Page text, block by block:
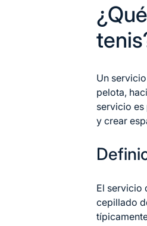
Un
pelota,
servicio es
y crear
El servicio
cepillado